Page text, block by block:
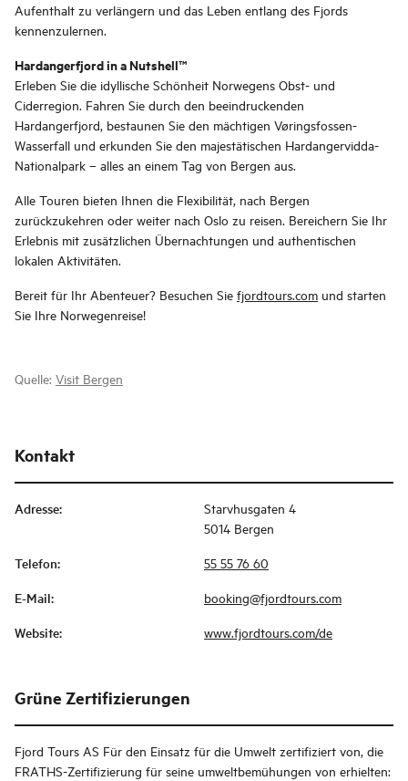
Aufenthalt zu verlängern und das Leben entlang des Fjords
kennenzulernen.
Hardangerfjord in a Nutshell™
Erleben Sie die idyllische Schönheit Norwegens Obst- und
Ciderregion. Fahren Sie durch den beeindruckenden
Hardangerfjord, bestaunen Sie den mächtigen Vøringsfossen-
Wasserfall und erkunden Sie den majestätischen Hardangervidda-
Nationalpark – alles an einem Tag von Bergen aus.
Alle Touren bieten Ihnen die Flexibilität, nach Bergen
zurückzukehren oder weiter nach Oslo zu reisen. Bereichern Sie Ihr
Erlebnis mit zusätzlichen Übernachtungen und authentischen
lokalen Aktivitäten.
Bereit für Ihr Abenteuer? Besuchen Sie fjordtours.com und starten
Sie Ihre Norwegenreise!
Quelle: Visit Bergen
Kontakt
Adresse:
Starvhusgaten 4
5014 Bergen
Telefon: 55 55 76 60
E-Mail: booking@fjordtours.com
Website: www.fjordtours.com/de
Grüne Zertifizierungen
Fjord Tours AS Für den Einsatz für die Umwelt zertifiziert von, die
FRATHS-Zertifizierung für seine umweltbemühungen von erhielten: